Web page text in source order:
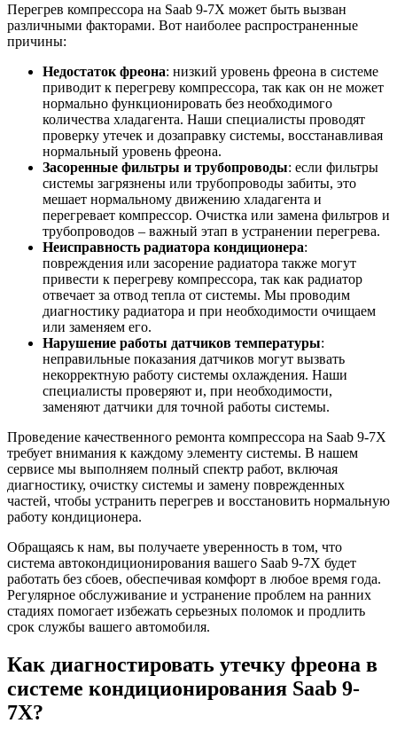
Перегрев компрессора на Saab 9-7X может быть вызван
различными факторами. Вот наиболее распространенные
причины:
Недостаток фреона: низкий уровень фреона в системе
приводит к перегреву компрессора, так как он не может
нормально функционировать без необходимого
количества хладагента. Наши специалисты проводят
проверку утечек и дозаправку системы, восстанавливая
нормальный уровень фреона.
Засоренные фильтры и трубопроводы: если фильтры
системы загрязнены или трубопроводы забиты, это
мешает нормальному движению хладагента и
перегревает компрессор. Очистка или замена фильтров и
трубопроводов – важный этап в устранении перегрева.
Неисправность радиатора кондиционера:
повреждения или засорение радиатора также могут
привести к перегреву компрессора, так как радиатор
отвечает за отвод тепла от системы. Мы проводим
диагностику радиатора и при необходимости очищаем
или заменяем его.
Нарушение работы датчиков температуры:
неправильные показания датчиков могут вызвать
некорректную работу системы охлаждения. Наши
специалисты проверяют и, при необходимости,
заменяют датчики для точной работы системы.
Проведение качественного ремонта компрессора на Saab 9-7X
требует внимания к каждому элементу системы. В нашем
сервисе мы выполняем полный спектр работ, включая
диагностику, очистку системы и замену поврежденных
частей, чтобы устранить перегрев и восстановить нормальную
работу кондиционера.
Обращаясь к нам, вы получаете уверенность в том, что
система автокондиционирования вашего Saab 9-7X будет
работать без сбоев, обеспечивая комфорт в любое время года.
Регулярное обслуживание и устранение проблем на ранних
стадиях помогает избежать серьезных поломок и продлить
срок службы вашего автомобиля.
Как диагностировать утечку фреона в
системе кондиционирования Saab 9-
7X?